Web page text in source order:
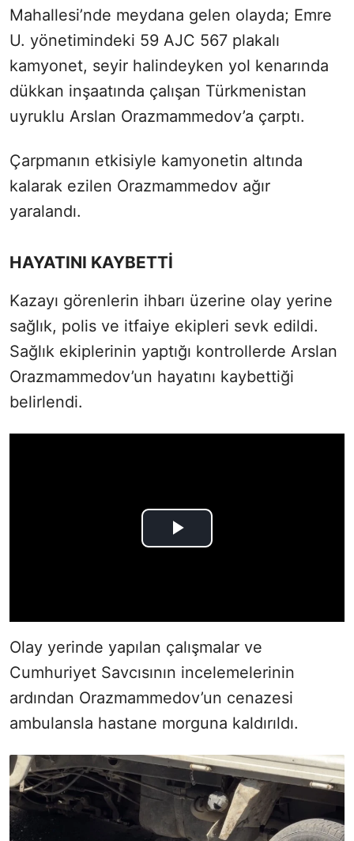
Mahallesi’nde meydana gelen olayda; Emre
U. yönetimindeki 59 AJC 567 plakalı
kamyonet, seyir halindeyken yol kenarında
dükkan inşaatında çalışan Türkmenistan
uyruklu Arslan Orazmammedov’a çarptı.
Çarpmanın etkisiyle kamyonetin altında
kalarak ezilen Orazmammedov ağır
yaralandı.
HAYATINI KAYBETTİ
Kazayı görenlerin ihbarı üzerine olay yerine
sağlık, polis ve itfaiye ekipleri sevk edildi.
Sağlık ekiplerinin yaptığı kontrollerde Arslan
Orazmammedov’un hayatını kaybettiği
belirlendi.
Olay yerinde yapılan çalışmalar ve
Cumhuriyet Savcısının incelemelerinin
ardından Orazmammedov’un cenazesi
ambulansla hastane morguna kaldırıldı.